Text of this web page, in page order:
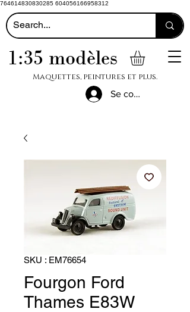
764614830830285 604056166958312
1:35 modèles
Maquettes, peintures et plus.
Se connecter
SKU : EM76654
Fourgon Ford
Thames E83W